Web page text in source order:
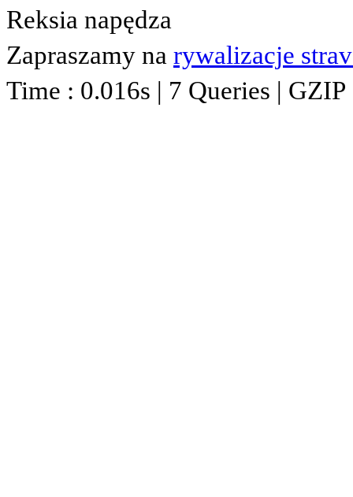
Reksia napędza
Zapraszamy na rywalizacje
Time : 0.016s | 7 Queries |